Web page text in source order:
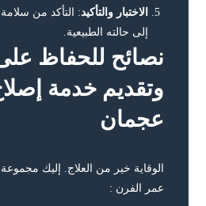
الاختبار والتأكيد: التأكد من
إلى حالته الطبيعية.
نصائح للحفاظ
وتقديم خدمة
عجمان
الوقاية خير من العلاج. إليك
عمر الفرن :